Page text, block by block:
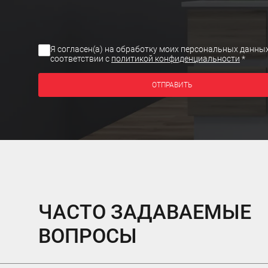
Я согласен(а) на обработку моих персональных
соответствии с политикой конфиденциальности *
ОТПРАВИТЬ
ЧАСТО ЗАДАВАЕМЫЕ
ВОПРОСЫ